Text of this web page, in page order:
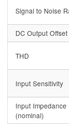
Signal to Noise
DC Output Offset
THD
Input Sensitivity
Input Impedance
(nominal)